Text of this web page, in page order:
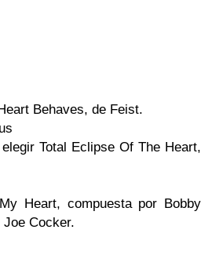
Behaves, de Feist.
elegirTotal Eclipse Of The Heart,
Heart, compuesta por Bobby
Joe Cocker.